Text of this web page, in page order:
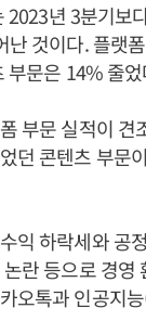
2023년 3분기보
난 것이다. 플랫
부문은 14% 줄
부문 실적이 견
던 콘텐츠 부문
익 하락세와 공
란 등으로 경영
오톡과 인공지